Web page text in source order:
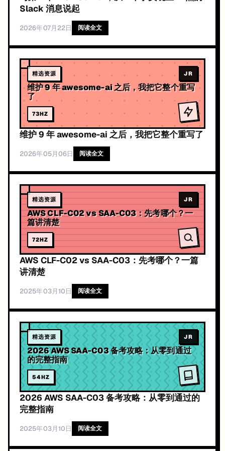
Slack 消息说起
2026年07月22日 阅读全文
精选资源 JR
维护 9 年 awesome-ai 之后，我把它整个重写
了
73HZ
维护 9 年 awesome-ai 之后，我把它整个重写了
2026年05月06日 阅读全文
精选资源 JR
AWS CLF-C02 vs SAA-C03：先考哪个？一
篇讲清楚
72HZ
AWS CLF-C02 vs SAA-C03：先考哪个？一篇
讲清楚
2025年03月10日 阅读全文
精选资源 JR
2026 AWS SAA-C03 备考攻略：从零到通过
的完整指南
54HZ
2026 AWS SAA-C03 备考攻略：从零到通过的
完整指南
2025年03月10日 阅读全文